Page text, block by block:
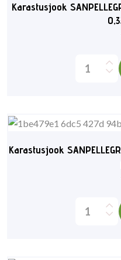
Karastusjook
Karastusjook